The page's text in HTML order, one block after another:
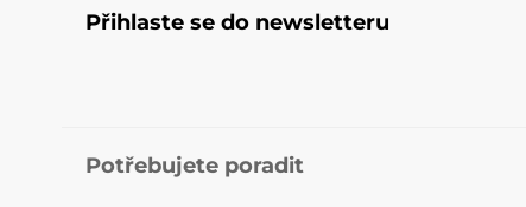
Přihlaste se do newsletteru
Potřebujete poradit